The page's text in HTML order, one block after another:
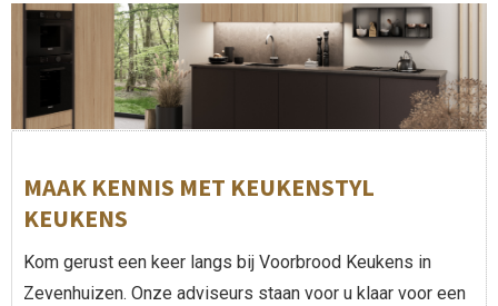
MAAK KENNIS MET KEUKENSTYL
KEUKENS
Kom gerust een keer langs bij Voorbrood Keukens in
Zevenhuizen. Onze adviseurs staan voor u klaar voor een